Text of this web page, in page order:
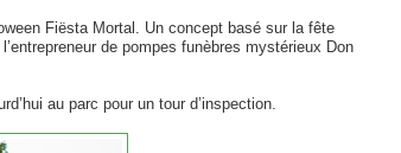
Fiësta Mortal. Un concept basé sur la fête
de pompes funèbres mystérieux Don
au parc pour un tour d’inspection.